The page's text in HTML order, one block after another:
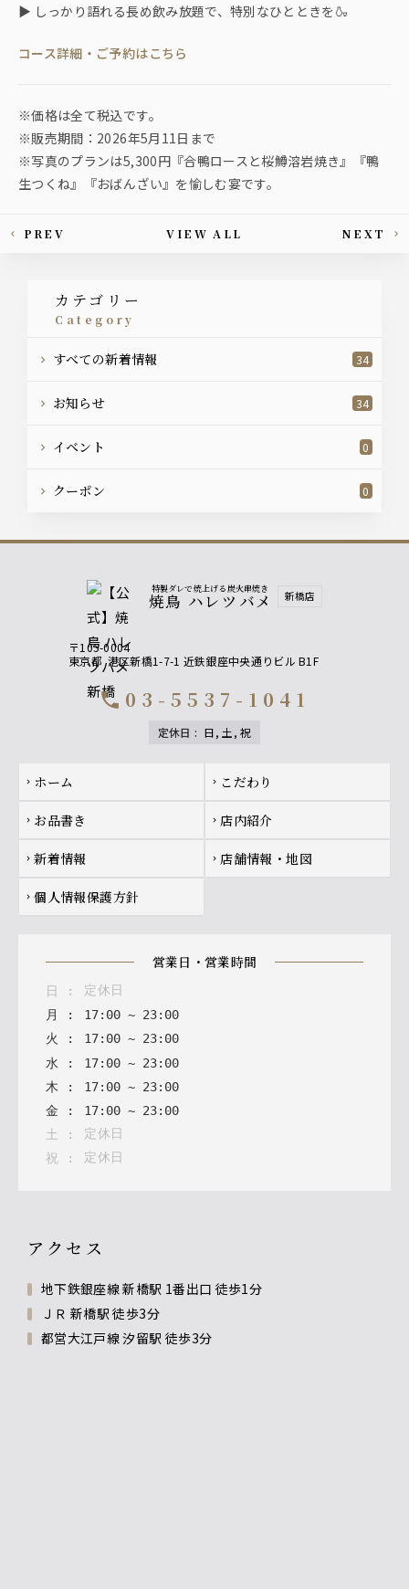
▶ しっかり語れる長め飲み放題で、特別なひとときを🍶
コース詳細・ご予約はこちら
※価格は全て税込です。
※販売期間：2026年5月11日まで
※写真のプランは5,300円『合鴨ロースと桜鱒溶岩焼き』『鴨
生つくね』『おばんざい』を愉しむ宴です。
This article's paging
PREV VIEW ALL NEXT
カテゴリー
category
すべての新着情報 34
お知らせ 34
イベント 0
クーポン 0
特製ダレで焼上げる炭火串焼き
焼鳥 ハレツバメ 新橋店
〒105-0004
東京都 港区新橋1-7-1 近鉄銀座中央通りビル B1F
call 03-5537-1041
定休日 : 日, 土, 祝
Footer navigation
chevron_right ホーム chevron_right こだわり
chevron_right お品書き chevron_right 店内紹介
chevron_right 新着情報 chevron_right 店舗情報・地図
chevron_right 個人情報保護方針
営業日・営業時間
日 :
定休日
月
: 17: 00 ~ 23: 00
火
: 17: 00 ~ 23: 00
水 : 17: 00 ~ 23: 00
木 : 17: 00 ~ 23: 00
金 : 17: 00 ~ 23: 00
土
:
定休日
祝 : 定休日
アクセス
地下鉄銀座線 新橋駅 1番出口 徒歩1分
ＪＲ 新橋駅 徒歩3分
都営大江戸線 汐留駅 徒歩3分